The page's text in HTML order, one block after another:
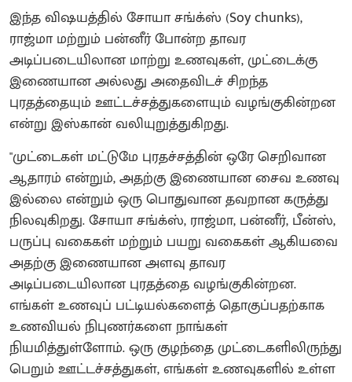
இந்த விஷயத்தில் சோயா சங்க்ஸ் (Soy chunks),
ராஜ்மா மற்றும் பன்னீர் போன்ற தாவர
அடிப்படையிலான மாற்று உணவுகள், முட்டைக்கு
இணையான அல்லது அதைவிடச் சிறந்த
புரதத்தையும் ஊட்டச்சத்துகளையும் வழங்குகின்றன
என்று இஸ்கான் வலியுறுத்துகிறது.
"முட்டைகள் மட்டுமே புரதச்சத்தின் ஒரே செறிவான
ஆதாரம் என்றும், அதற்கு இணையான சைவ உணவு
இல்லை என்றும் ஒரு பொதுவான தவறான கருத்து
நிலவுகிறது. சோயா சங்க்ஸ், ராஜ்மா, பன்னீர், பீன்ஸ்,
பருப்பு வகைகள் மற்றும் பயறு வகைகள் ஆகியவை
அதற்கு இணையான அளவு தாவர
அடிப்படையிலான புரதத்தை வழங்குகின்றன.
எங்கள் உணவுப் பட்டியல்களைத் தொகுப்பதற்காக
உணவியல் நிபுணர்களை நாங்கள்
நியமித்துள்ளோம். ஒரு குழந்தை முட்டைகளிலிருந்து
பெறும் ஊட்டச்சத்துகள், எங்கள் உணவுகளில் உள்ள